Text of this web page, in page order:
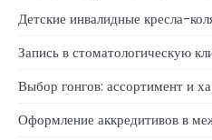
Детские инвалидные кресла-
Запись в стоматологическую
Выбор гонгов: ассортимент и
Оформление аккредитивов в